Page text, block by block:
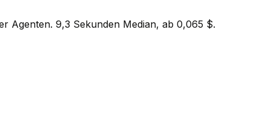
Agenten. 9,3 Sekunden Median, ab 0,065 $.